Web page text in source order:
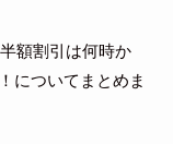
額割引は何時か
についてまとめま